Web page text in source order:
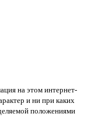
на этом интернет-
и ни при каких
положениями